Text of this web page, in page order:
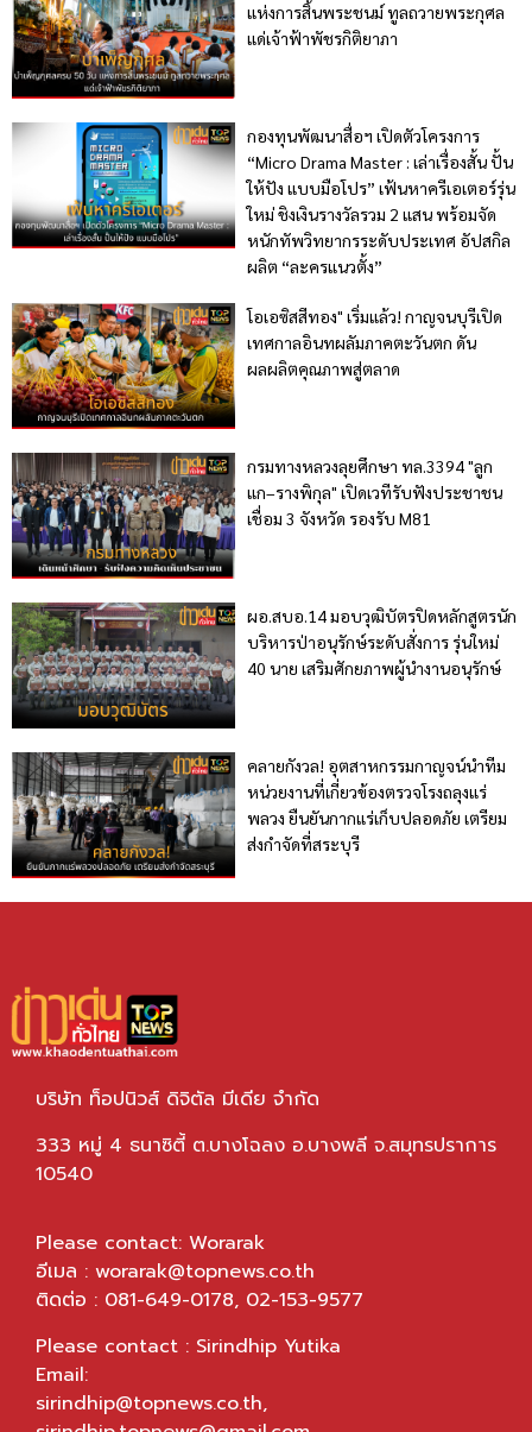
แห่งการสิ้นพระชนม์ ทูลถวายพระกุศล
แด่เจ้าฟ้าพัชรกิติยาภา
กองทุนพัฒนาสื่อฯ เปิดตัวโครงการ
“Micro Drama Master : เล่าเรื่องสั้น ปั้น
ให้ปัง แบบมือโปร” เฟ้นหาครีเอเตอร์รุ่น
ใหม่ ชิงเงินรางวัลรวม 2 แสน พร้อมจัด
หนักทัพวิทยากรระดับประเทศ อัปสกิล
ผลิต “ละครแนวตั้ง”
โอเอซิสสีทอง" เริ่มแล้ว! กาญจนบุรีเปิด
เทศกาลอินทผลัมภาคตะวันตก ดัน
ผลผลิตคุณภาพสู่ตลาด
กรมทางหลวงลุยศึกษา ทล.3394 "ลูก
แก–รางพิกุล" เปิดเวทีรับฟังประชาชน
เชื่อม 3 จังหวัด รองรับ M81
ผอ.สบอ.14 มอบวุฒิบัตรปิดหลักสูตรนัก
บริหารป่าอนุรักษ์ระดับสั่งการ รุ่นใหม่
40 นาย เสริมศักยภาพผู้นำงานอนุรักษ์
คลายกังวล! อุตสาหกรรมกาญจน์นำทีม
หน่วยงานที่เกี่ยวข้องตรวจโรงถลุงแร่
พลวง ยืนยันกากแร่เก็บปลอดภัย เตรียม
ส่งกำจัดที่สระบุรี
บริษัท ท็อปนิวส์ ดิจิตัล มีเดีย จำกัด
333 หมู่ 4 ธนาซิตี้ ต.บางโฉลง อ.บางพลี จ.สมุทรปราการ
10540
Please contact: Worarak
อีเมล : worarak@topnews.co.th
ติดต่อ : 081-649-0178, 02-153-9577
Please contact : Sirindhip Yutika
Email:
sirindhip@topnews.co.th,